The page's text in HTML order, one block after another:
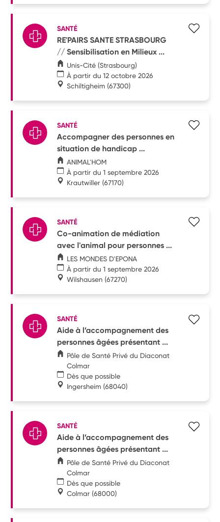
SANTÉ
RE'PAIRS SANTE STRASBOURG
// Sensibilisation en Milieux ...
Unis-Cité (Strasbourg)
À partir du 12 octobre 2026
Schiltigheim (67300)
SANTÉ
Accompagner des personnes en
situation de handicap ...
ANIMAL'HOM
À partir du 1 septembre 2026
Krautwiller (67170)
SANTÉ
Co-animation de médiation
avec l'animal pour personnes ...
LES MONDES D'EPONA
À partir du 1 septembre 2026
Wilshausen (67270)
SANTÉ
Aide à l’accompagnement des
personnes âgées présentant ...
Pôle de Santé Privé du Diaconat
Colmar
Dès que possible
Ingersheim (68040)
SANTÉ
Aide à l’accompagnement des
personnes âgées présentant ...
Pôle de Santé Privé du Diaconat
Colmar
Dès que possible
Colmar (68000)